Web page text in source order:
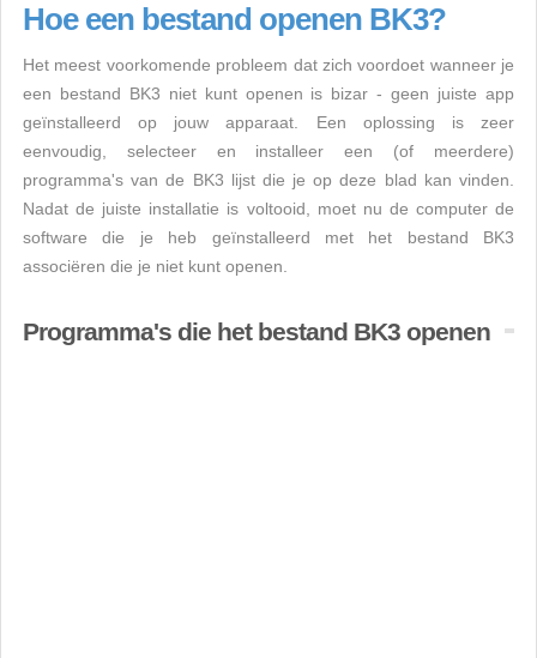
Hoe een bestand openen BK3?
Het meest voorkomende probleem dat zich voordoet wanneer je
een bestand BK3 niet kunt openen is bizar - geen juiste app
geïnstalleerd op jouw apparaat. Een oplossing is zeer
eenvoudig, selecteer en installeer een (of meerdere)
programma's van de BK3 lijst die je op deze blad kan vinden.
Nadat de juiste installatie is voltooid, moet nu de computer de
software die je heb geïnstalleerd met het bestand BK3
associëren die je niet kunt openen.
Programma's die het bestand BK3 openen